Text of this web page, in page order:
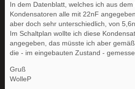
In dem Datenblatt, welches ich aus
Kondensatoren alle mit 22nF
aber doch sehr unterschiedlich, von
Im Schaltplan wollte ich diese
angegeben, das müsste ich aber
die - im eingebauten Zustand -
Gruß
WolleP